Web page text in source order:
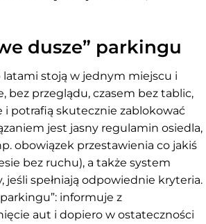
dusze” parkingu
stoją w jednym miejscu i
bez przeglądu, czasem bez tablic,
i potrafią skutecznie zablokować
jest jasny regulamin osiedla,
obowiązek przestawienia co jakiś
bez ruchu), a także system
jeśli spełniają odpowiednie kryteria.
informuje z
aut i dopiero w ostateczności